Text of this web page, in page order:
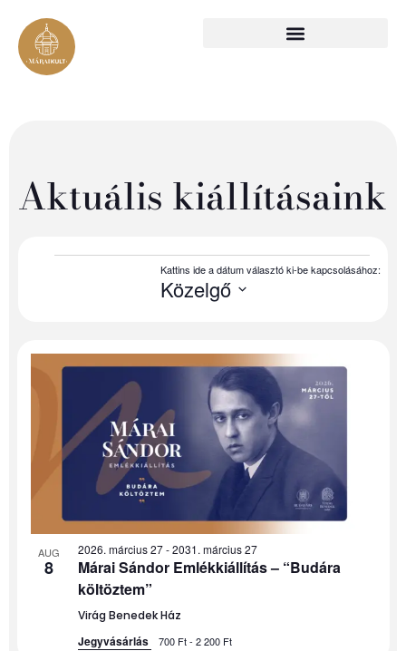
Aktuális kiállításaink
Közelgő
List
events
Photo
View
AUG
8
Márai Sándor Emlékkiállítás – “Budára
költöztem”
Virág Benedek Ház
2026. március 27-2031. március 27
Jegyvásárlás 700 Ft - 2 200 Ft